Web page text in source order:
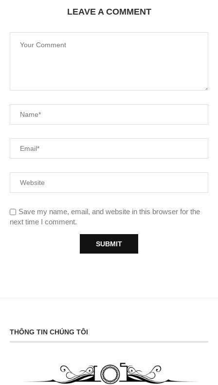
LEAVE A COMMENT
Save my name, email, and website in this browser for the
next time I comment.
THÔNG TIN CHÚNG TÔI